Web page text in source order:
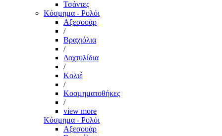
Τσάντες
Κόσμημα - Ρολόι
Αξεσουάρ
/
Βραχιόλια
/
Δαχτυλίδια
/
Κολιέ
/
Κοσμηματοθήκες
/
view more
Κόσμημα - Ρολόι
Αξεσουάρ